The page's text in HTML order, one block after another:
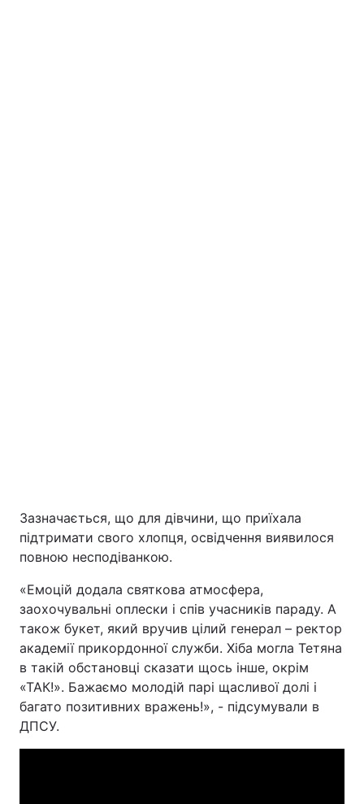
Зазначається, що для дівчини, що приїхала
підтримати свого хлопця, освідчення виявилося
повною несподіванкою.
«Емоцій додала святкова атмосфера,
заохочувальні оплески і спів учасників параду. А
також букет, який вручив цілий генерал – ректор
академії прикордонної служби. Хіба могла Тетяна
в такій обстановці сказати щось інше, окрім
«ТАК!». Бажаємо молодій парі щасливої долі і
багато позитивних вражень!», - підсумували в
ДПСУ.